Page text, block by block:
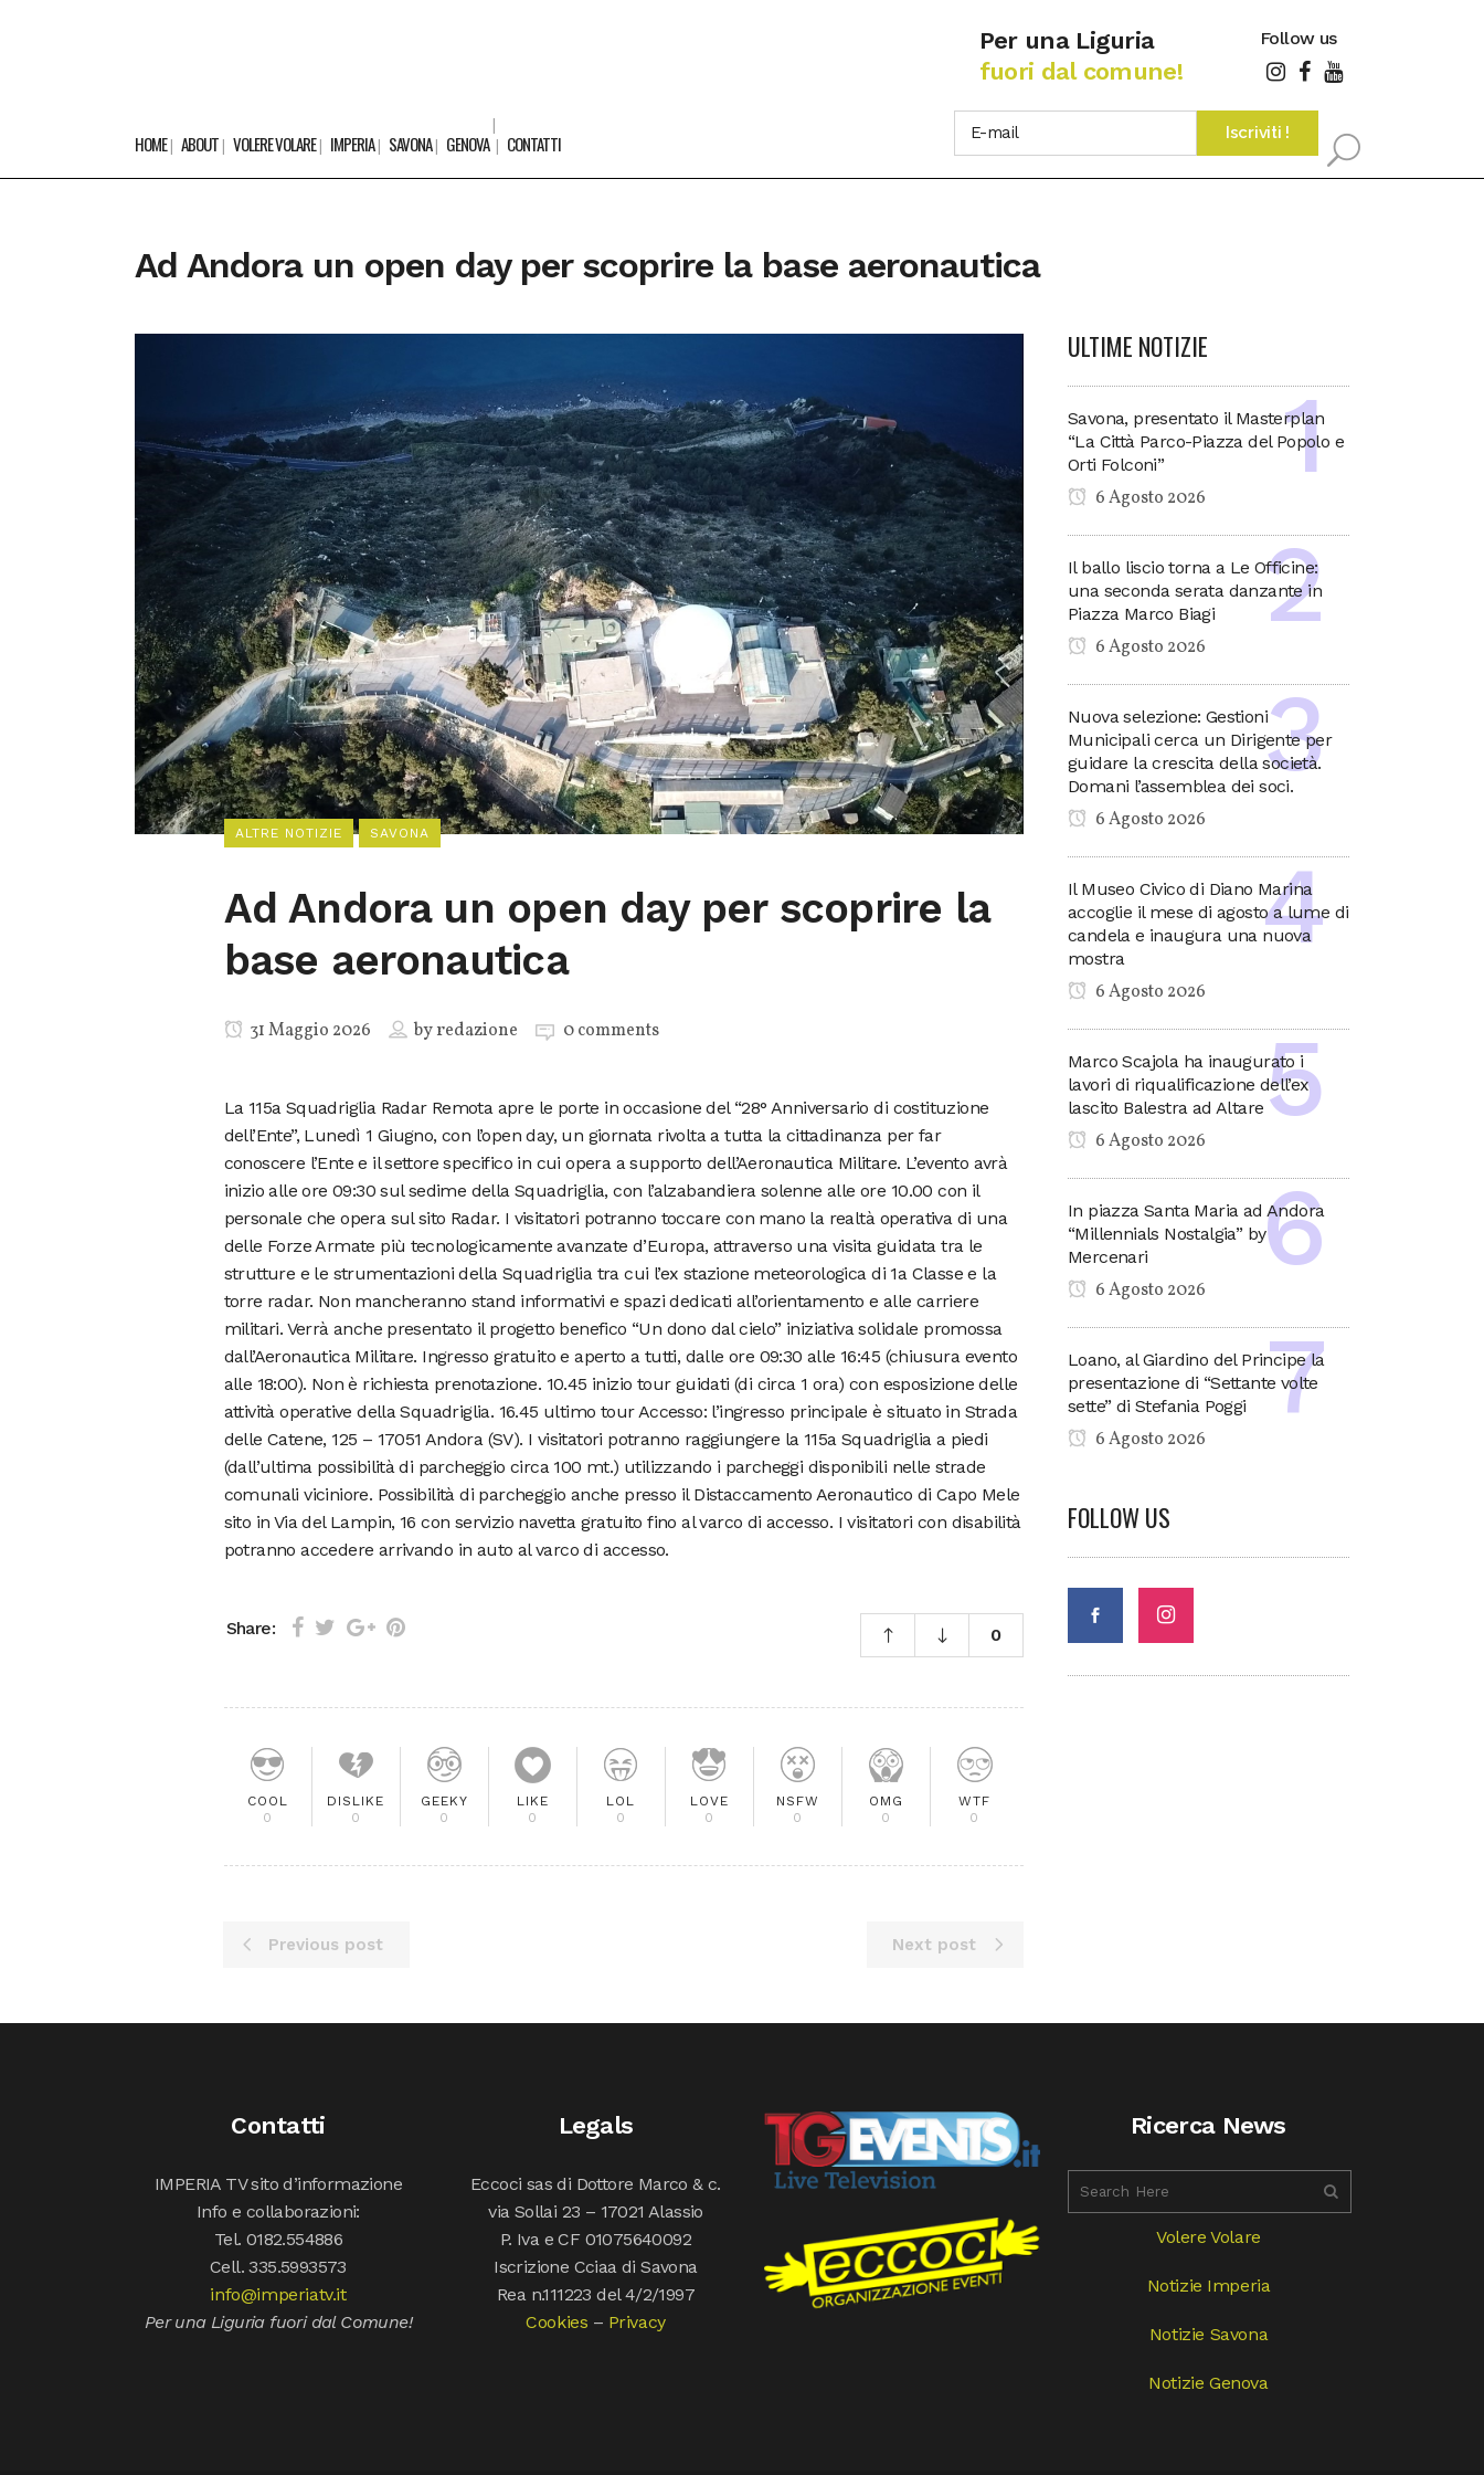
Per una Liguria
fuori dal comune!
Follow us
HOME ABOUT VOLERE VOLARE IMPERIA SAVONA GENOVA CONTATTI
Ad Andora un open day per scoprire la base aeronautica
ALTRE NOTIZIE SAVONA
Ad Andora un open day per scoprire la
base aeronautica
31 Maggio 2026 byredazione 0 comments
La 115a Squadriglia Radar Remota apre le porte in occasione del “28° Anniversario di costituzione
dell’Ente”, Lunedì 1 Giugno, con l’open day, un giornata rivolta a tutta la cittadinanza per far
conoscere l’Ente e il settore specifico in cui opera a supporto dell’Aeronautica Militare. L’evento avrà
inizio alle ore 09:30 sul sedime della Squadriglia, con l’alzabandiera solenne alle ore 10.00 con il
personale che opera sul sito Radar. I visitatori potranno toccare con mano la realtà operativa di una
delle Forze Armate più tecnologicamente avanzate d’Europa, attraverso una visita guidata tra le
strutture e le strumentazioni della Squadriglia tra cui l’ex stazione meteorologica di 1a Classe e la
torre radar. Non mancheranno stand informativi e spazi dedicati all’orientamento e alle carriere
militari. Verrà anche presentato il progetto benefico “Un dono dal cielo” iniziativa solidale promossa
dall’Aeronautica Militare. Ingresso gratuito e aperto a tutti, dalle ore 09:30 alle 16:45 (chiusura evento
alle 18:00). Non è richiesta prenotazione. 10.45 inizio tour guidati (di circa 1 ora) con esposizione delle
attività operative della Squadriglia. 16.45 ultimo tour Accesso: l’ingresso principale è situato in Strada
delle Catene, 125 – 17051 Andora (SV). I visitatori potranno raggiungere la 115a Squadriglia a piedi
(dall’ultima possibilità di parcheggio circa 100 mt.) utilizzando i parcheggi disponibili nelle strade
comunali viciniore. Possibilità di parcheggio anche presso il Distaccamento Aeronautico di Capo Mele
sito in Via del Lampin, 16 con servizio navetta gratuito fino al varco di accesso. I visitatori con disabilità
potranno accedere arrivando in auto al varco di accesso.
Share: 0
COOL
0
DISLIKE
0
GEEKY
0
LIKE
0
LOL
0
LOVE
0
NSFW
0
OMG
0
WTF
0
Previous post Next post
ULTIME NOTIZIE
Savona, presentato il Masterplan
“La Città Parco-Piazza del Popolo e
Orti Folconi”
6 Agosto 2026
Il ballo liscio torna a Le Officine:
una seconda serata danzante in
Piazza Marco Biagi
6 Agosto 2026
Nuova selezione: Gestioni
Municipali cerca un Dirigente per
guidare la crescita della società.
Domani l’assemblea dei soci.
6 Agosto 2026
Il Museo Civico di Diano Marina
accoglie il mese di agosto a lume di
candela e inaugura una nuova
mostra
6 Agosto 2026
Marco Scajola ha inaugurato i
lavori di riqualificazione dell’ex
lascito Balestra ad Altare
6 Agosto 2026
In piazza Santa Maria ad Andora
“Millennials Nostalgia” by
Mercenari
6 Agosto 2026
Loano, al Giardino del Principe la
presentazione di “Settante volte
sette” di Stefania Poggi
6 Agosto 2026
FOLLOW US
Contatti
IMPERIA TV sito d’informazione
Info e collaborazioni:
Tel. 0182.554886
Cell. 335.5993573
info@imperiatv.it
Per una Liguria fuori dal Comune!
Legals
Eccoci sas di Dottore Marco & c.
via Sollai 23 – 17021 Alassio
P. Iva e CF 01075640092
Iscrizione Cciaa di Savona
Rea n.111223 del 4/2/1997
Cookies – Privacy
Ricerca News
Volere Volare
Notizie Imperia
Notizie Savona
Notizie Genova